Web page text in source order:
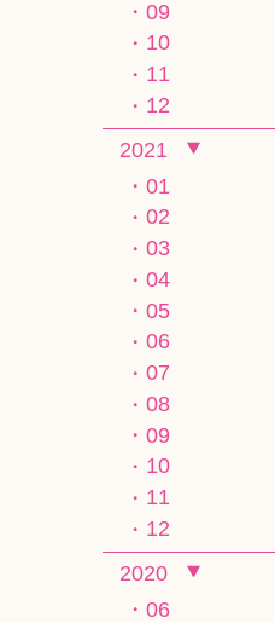
09
10
11
12
2021
01
02
03
04
05
06
07
08
09
10
11
12
2020
06